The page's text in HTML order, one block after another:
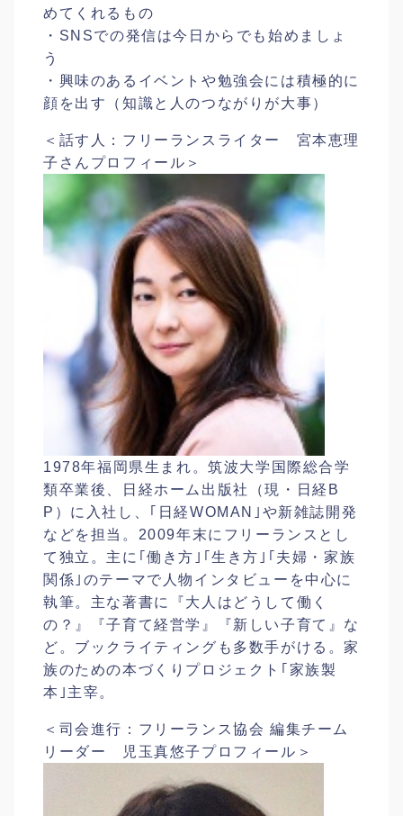
めてくれるもの
・SNSでの発信は今日からでも始めましょ
う
・興味のあるイベントや勉強会には積極的に
顔を出す（知識と人のつながりが大事）
＜話す人：フリーランスライター 宮本恵理
子さんプロフィール＞
1978年福岡県生まれ。筑波大学国際総合学
類卒業後、日経ホーム出版社（現・日経B
P）に入社し、｢日経WOMAN｣や新雑誌開発
などを担当。2009年末にフリーランスとし
て独立。主に｢働き方｣｢生き方｣｢夫婦・家族
関係｣のテーマで人物インタビューを中心に
執筆。主な著書に『大人はどうして働く
の？』『子育て経営学』『新しい子育て』な
ど。ブックライティングも多数手がける。家
族のための本づくりプロジェクト｢家族製
本｣主宰。
＜司会進行：フリーランス協会 編集チーム
リーダー 児玉真悠子プロフィール＞